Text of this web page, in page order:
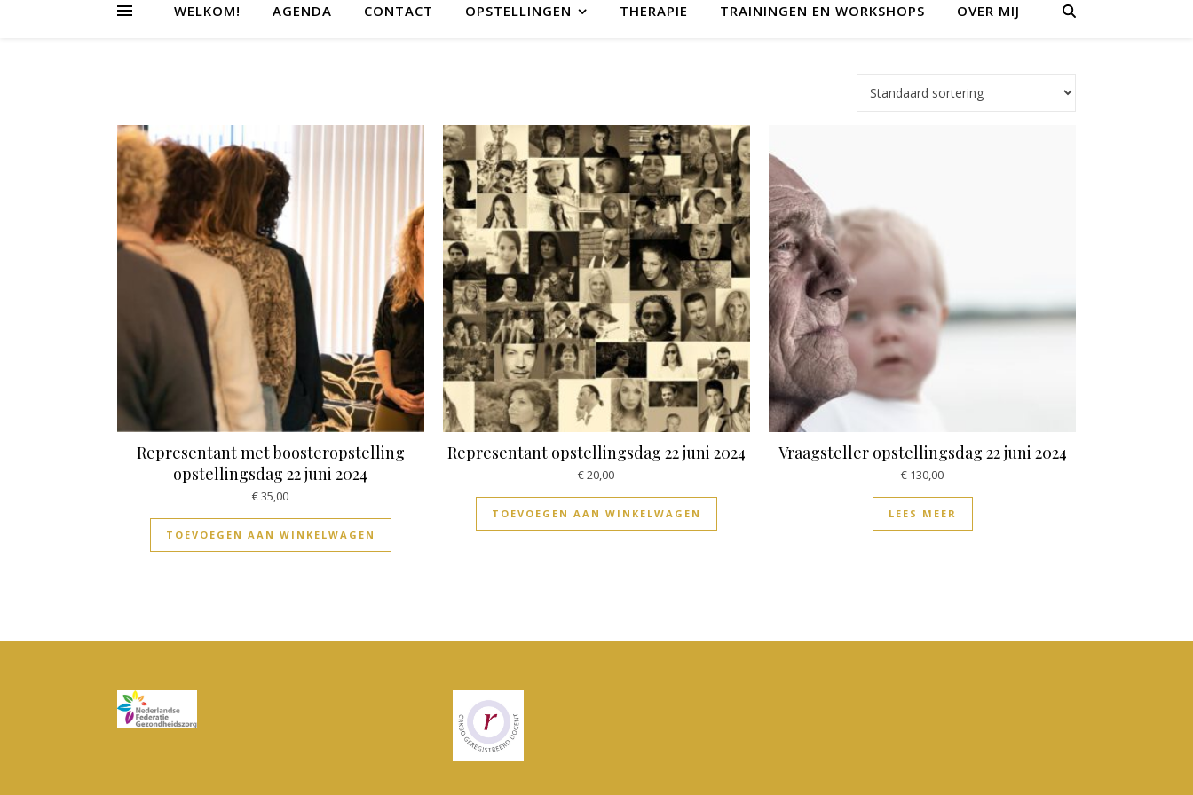
WELKOM! AGENDA CONTACT OPSTELLINGEN THERAPIE TRAININGEN EN WORKSHOPS OVER MIJ
Representant met boosteropstelling
opstellingsdag 22 juni 2024
€35,00
TOEVOEGEN AAN WINKELWAGEN
Representant opstellingsdag 22 juni 2024
€20,00
TOEVOEGEN AAN WINKELWAGEN
Vraagsteller opstellingsdag 22 juni 2024
€ 130,00
LEES MEER